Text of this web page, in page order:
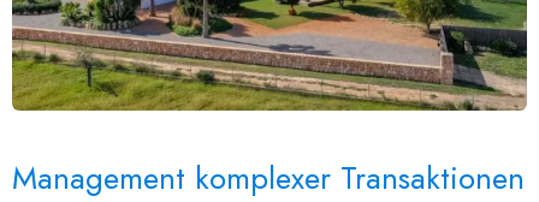
Management komplexer Transaktionen